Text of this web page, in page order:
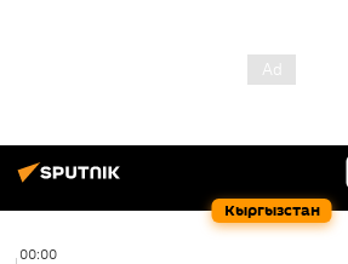
Кыргызстан
00:00